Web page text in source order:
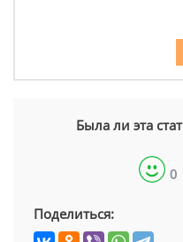
Была ли эта
0
Поделиться: